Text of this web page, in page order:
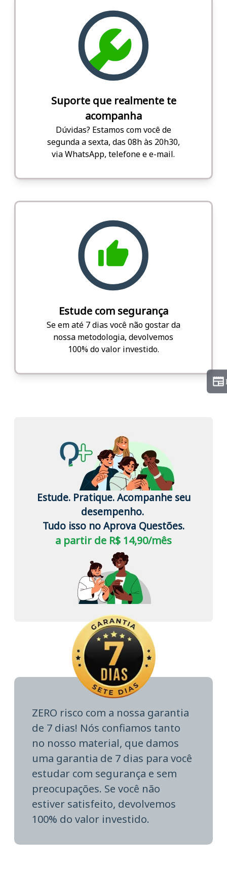
Suporte que realmente te
acompanha
Dúvidas? Estamos com você de
segunda a sexta, das 08h às 20h30,
via WhatsApp, telefone e e-mail.
Estude com segurança
Se em até 7 dias você não gostar da
nossa metodologia, devolvemos
100% do valor investido.
Estude. Pratique. Acompanhe seu
desempenho.
Tudo isso no Aprova Questões.
a partir de R$ 14,90/mês
ZERO risco com a nossa garantia
de 7 dias! Nós confiamos tanto
no nosso material, que damos
uma garantia de 7 dias para você
estudar com segurança e sem
preocupações. Se você não
estiver satisfeito, devolvemos
100% do valor investido.